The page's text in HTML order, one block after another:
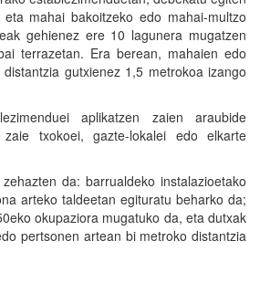
mahai bakoitzeko edo mahai-multzo
gehienez ere 10 lagunera mugatzen
terrazetan. Era berean, mahaien edo
gutxienez 1,5 metrokoa izango
aplikatzen zaien araubide
txokoei, gazte-lokalei edo elkarte
da: barrualdeko instalazioetako
arteko taldeetan egituratu beharko da;
okupaziora mugatuko da, eta dutxak
pertsonen artean bi metroko distantzia